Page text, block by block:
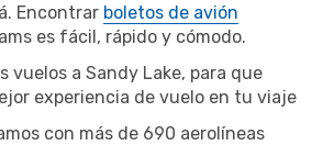
Encontrar boletos de avión
es fácil, rápido y cómodo.
vuelos a Sandy Lake, para que
experiencia de vuelo en tu viaje
con más de 690 aerolíneas